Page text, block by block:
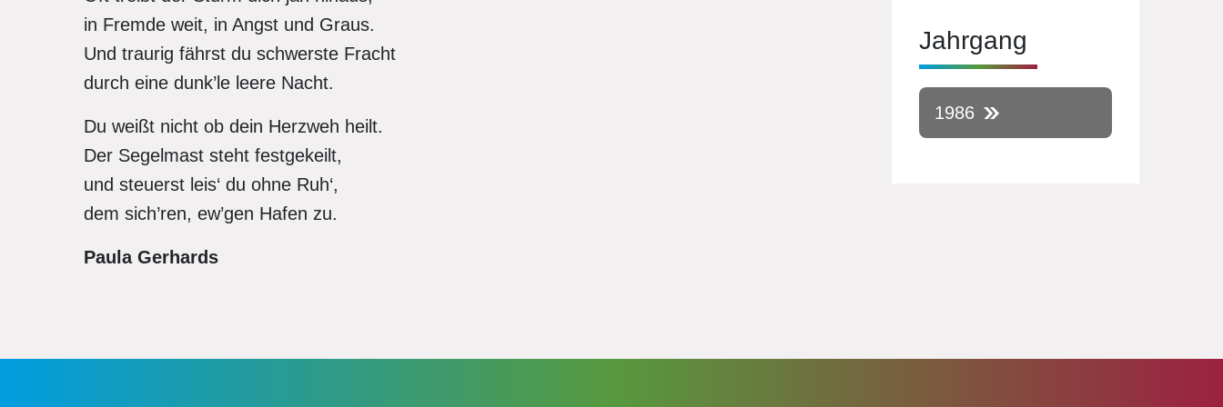
in Fremde weit, in Angst und Graus.
Und traurig fährst du schwerste Fracht
durch eine dunk’le leere Nacht.
Du weißt nicht ob dein Herzweh heilt.
Der Segelmast steht festgekeilt,
und steuerst leis‘ du ohne Ruh‘,
dem sich’ren, ew’gen Hafen zu.
Paula Gerhards
Jahrgang
1986